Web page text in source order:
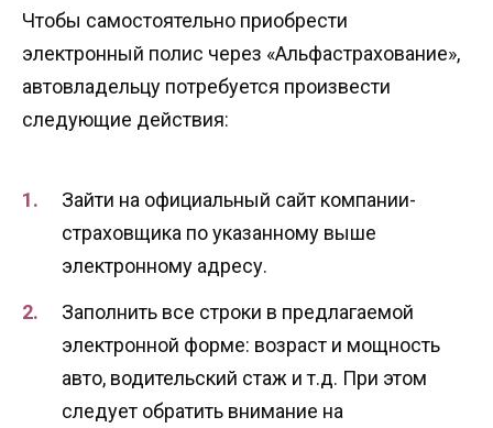
Чтобы самостоятельно приобрести
электронный полис через «Альфастрахование»,
автовладельцу потребуется произвести
следующие действия:
Зайти на официальный сайт компании-
страховщика по указанному выше
электронному адресу.
Заполнить все строки в предлагаемой
электронной форме: возраст и мощность
авто, водительский стаж и т.д. При этом
следует обратить внимание на